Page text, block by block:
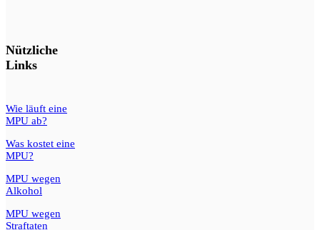
Nützliche
Links
Wie läuft eine
MPU ab?
Was kostet eine
MPU?
MPU wegen
Alkohol
MPU wegen
Straftaten